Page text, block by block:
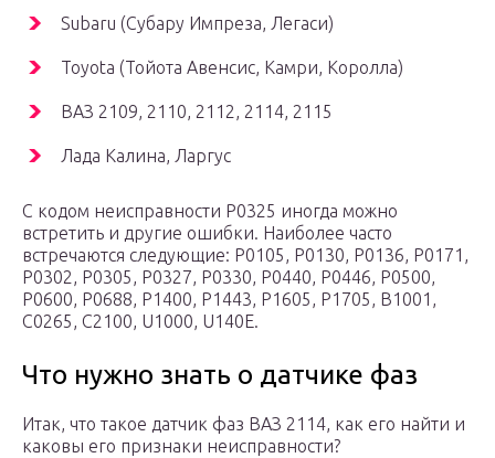
Subaru (Субару Импреза, Легаси)
Toyota (Тойота Авенсис, Камри, Королла)
ВАЗ 2109, 2110, 2112, 2114, 2115
Лада Калина, Ларгус
С кодом неисправности Р0325 иногда можно
встретить и другие ошибки. Наиболее часто
встречаются следующие: P0105, P0130, P0136, P0171,
P0302, P0305, P0327, P0330, P0440, P0446, P0500,
P0600, P0688, P1400, P1443, P1605, P1705, B1001,
C0265, C2100, U1000, U140E.
Что нужно знать о датчике фаз
Итак, что такое датчик фаз ВАЗ 2114, как его найти и
каковы его признаки неисправности?